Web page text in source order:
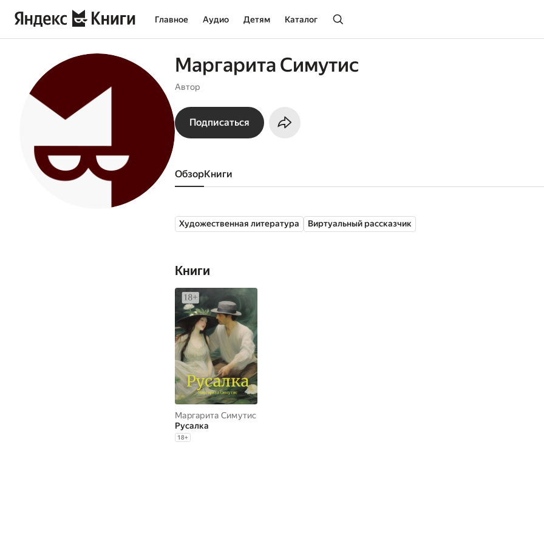
Главное Аудио Детям Каталог
Маргарита Симутис
Автор
Подписаться
Обзор книги
Художественная литература Виртуальный рассказчик
Книги
Маргарита Симутис
Русалка
18+